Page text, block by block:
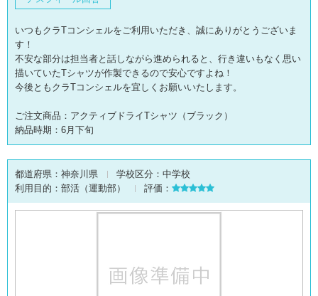
いつもクラTコンシェルをご利用いただき、誠にありがとうございま
す！
不安な部分は担当者と話しながら進められると、行き違いもなく思い
描いていたTシャツが作製できるので安心ですよね！
今後ともクラTコンシェルを宜しくお願いいたします。
ご注文商品：アクティブドライTシャツ（ブラック）
納品時期：6月下旬
都道府県： 神奈川県 学校区分： 中学校
利用目的： 部活（運動部） 評価：